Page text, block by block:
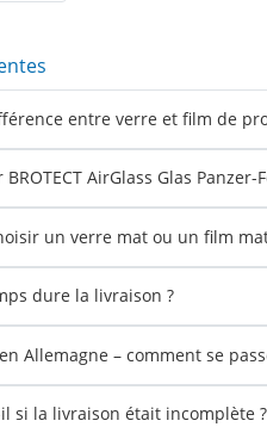
entre verre et film de
AirGlass Glas Panzer-
un verre mat ou un film
dure la livraison ?
Allemagne – comment se
si la livraison était incomplète ?